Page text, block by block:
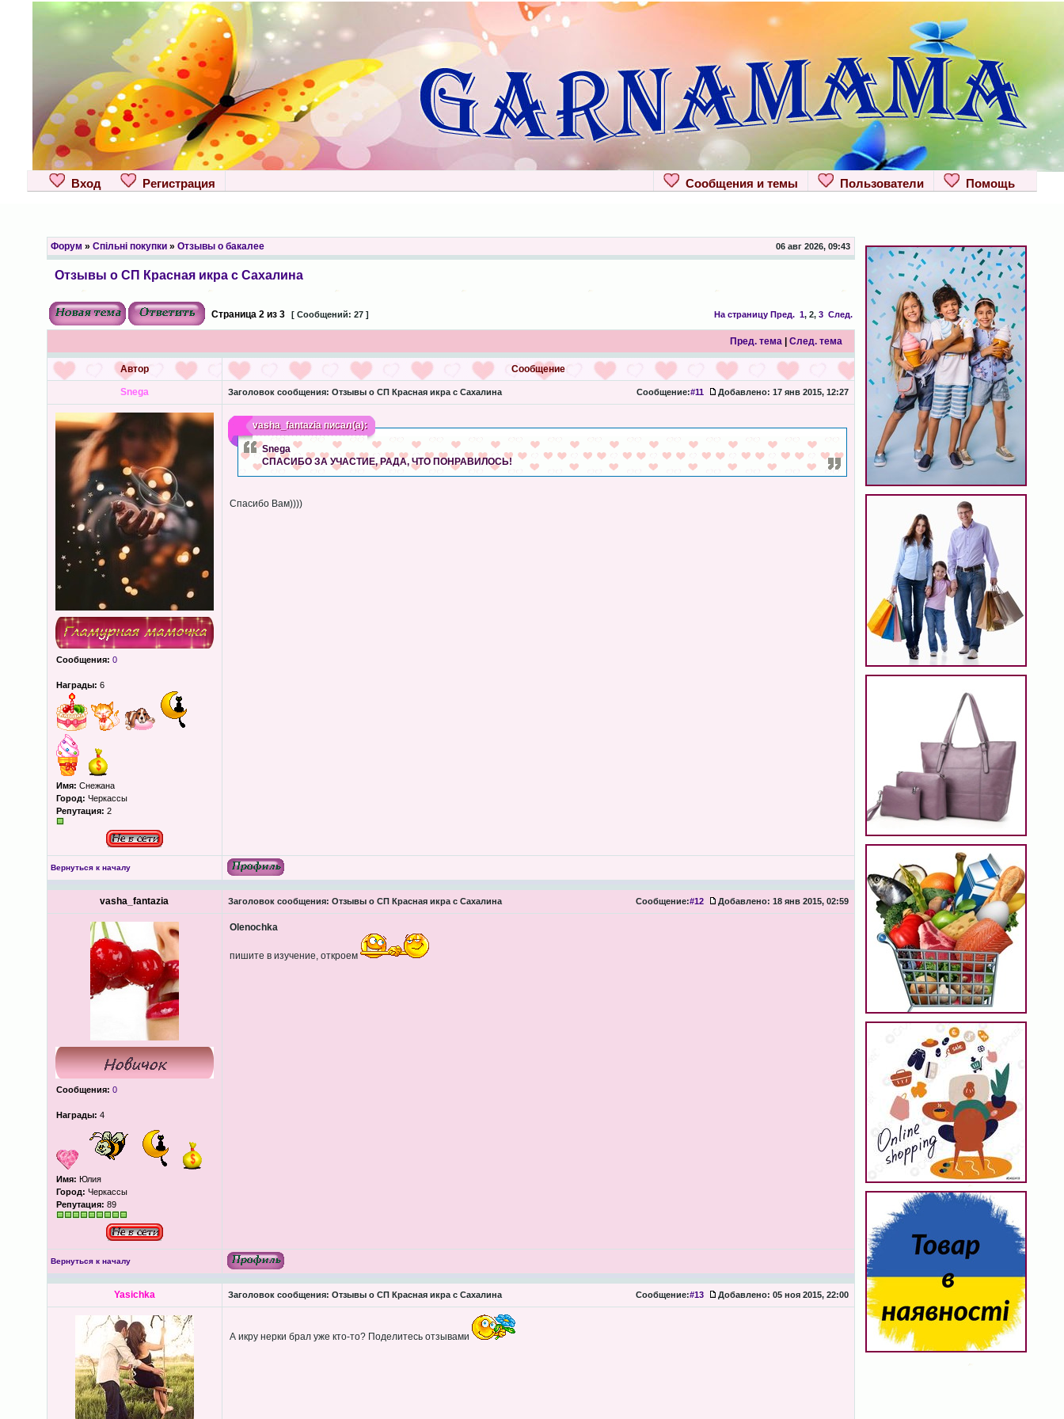
Вход Регистрация Помощь
Пользователи
Сообщения и темы
Форум » Спільні покупки» Отзывы о бакалее 06 авг 2026, 09:43
Отзывы о СП Красная икра с Сахалина
Страница 2из 3 [ Сообщений: 27 ] На страницу Пред. 1, 2, 3 След.
Пред. тема| След. тема
Автор Сообщение
Snega Заголовок сообщения: Отзывы о СП Красная икра с Сахалина Сообщение:#11 Добавлено: 17 янв 2015, 12:27
Сообщения: 0
Награды: 6
Имя: Снежана
Город: Черкассы
Репутация: 2
vasha_fantaziaписал(а):
Snega
СПАСИБО ЗА УЧАСТИЕ, РАДА, ЧТО ПОНРАВИЛОСЬ!
Спасибо Вам))))
Вернуться к началу
vasha_fantazia Заголовок сообщения: Отзывы о СП Красная икра с Сахалина Сообщение:#12 Добавлено: 18 янв 2015, 02:59
Сообщения: 0
Награды: 4
Имя: Юлия
Город: Черкассы
Репутация: 89
Olenochka
пишите в изучение, откроем
Вернуться к началу
Yasichka Заголовок сообщения: Отзывы о СП Красная икра с Сахалина Сообщение:#13 Добавлено: 05 ноя 2015, 22:00
А икру нерки брал уже кто-то? Поделитесь отзывами